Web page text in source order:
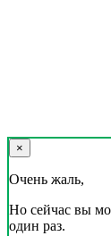
×
Очень жаль,
Но сейчас вы
один раз.